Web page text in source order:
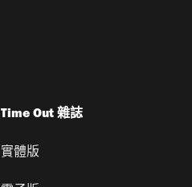
Time Out 雜誌
實體版